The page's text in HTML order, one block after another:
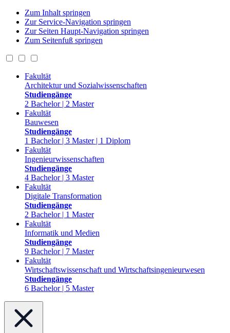
Zum Inhalt springen
Zur Service-Navigation springen
Zur Seiten Haupt-Navigation springen
Zum Seitenfuß springen
Fakultät
Architektur und Sozialwissenschaften
Studiengänge
2 Bachelor | 2 Master
Fakultät
Bauwesen
Studiengänge
1 Bachelor | 3 Master | 1 Diplom
Fakultät
Ingenieurwissenschaften
Studiengänge
4 Bachelor | 3 Master
Fakultät
Digitale Transformation
Studiengänge
2 Bachelor | 1 Master
Fakultät
Informatik und Medien
Studiengänge
9 Bachelor | 7 Master
Fakultät
Wirtschaftswissenschaft und Wirtschaftsingenieurwesen
Studiengänge
6 Bachelor | 5 Master